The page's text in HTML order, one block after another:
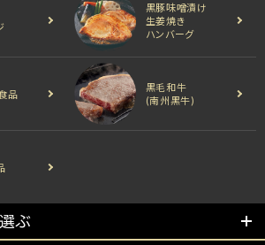
黒豚味噌漬け
生姜焼き
ハンバーグ
品
黒毛和牛
(南州黒牛)
ぶ